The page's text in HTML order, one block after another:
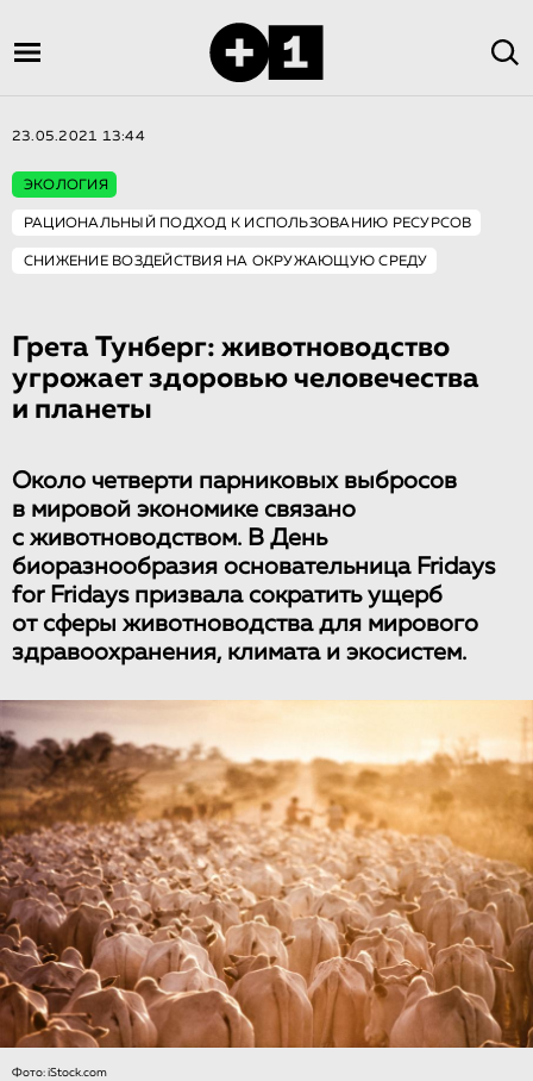
23.05.2021 13:44
ЭКОЛОГИЯ
РАЦИОНАЛЬНЫЙ ПОДХОД К ИСПОЛЬЗОВАНИЮ РЕСУРСОВ
СНИЖЕНИЕ ВОЗДЕЙСТВИЯ НА ОКРУЖАЮЩУЮ СРЕДУ
Грета Тунберг: животноводство
угрожает здоровью человечества
и планеты
Около четверти парниковых выбросов
в мировой экономике связано
с животноводством. В День
биоразнообразия основательница Fridays
for Fridays призвала сократить ущерб
от сферы животноводства для мирового
здравоохранения, климата и экосистем.
Фото: iStock.com